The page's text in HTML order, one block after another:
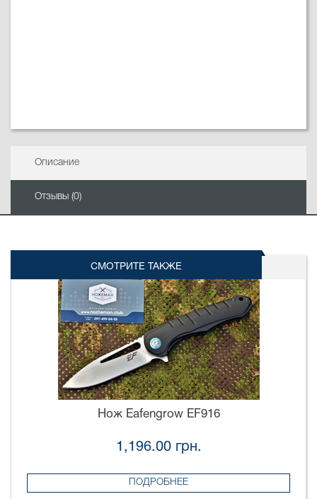
Описание
Отзывы (0)
СМОТРИТЕ ТАКЖЕ
Нож Eafengrow EF916
1,196.00 грн.
ПОДРОБНЕЕ